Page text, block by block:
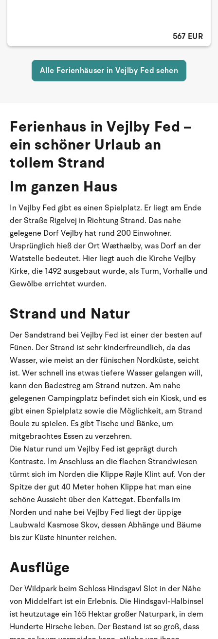
567 EUR
Alle Ferienhäuser in Vejlby Fed sehen
Ferienhaus in Vejlby Fed –
ein schöner Urlaub an
tollem Strand
Im ganzen Haus
In Vejlby Fed gibt es einen Spielplatz. Er liegt am Ende
der Straße Rigelvej in Richtung Strand. Das nahe
gelegene Dorf Vejlby hat rund 200 Einwohner.
Ursprünglich hieß der Ort Wæthælby, was Dorf an der
Watstelle bedeutet. Hier liegt auch die Kirche Vejlby
Kirke, die 1492 ausgebaut wurde, als Turm, Vorhalle und
Gewölbe errichtet wurden.
Strand und Natur
Der Sandstrand bei Vejlby Fed ist einer der besten auf
Fünen. Der Strand ist sehr kinderfreundlich, da das
Wasser, wie meist an der fünischen Nordküste, seicht
ist. Wer schnell ins etwas tiefere Wasser gelangen will,
kann den Badestreg am Strand nutzen. Am nahe
gelegenen Campingplatz befindet sich ein Kiosk, und es
gibt einen Spielplatz sowie die Möglichkeit, am Strand
Boule zu spielen. Es gibt Tische und Bänke, um
mitgebrachtes Essen zu verzehren.
Die Natur rund um Vejlby Fed ist geprägt durch
Kontraste. Im Anschluss an die flachen Strandwiesen
türmt sich im Norden die Klippe Røjle Klint auf. Von der
Spitze der gut 40 Meter hohen Klippe hat man eine
schöne Aussicht über den Kattegat. Ebenfalls im
Norden und nahe bei Vejlby Fed liegt der üppige
Laubwald Kasmose Skov, dessen Abhänge und Bäume
bis zur Küste hinunter reichen.
Ausflüge
Der Wildpark beim Schloss Hindsgavl Slot in der Nähe
von Middelfart ist ein Erlebnis. Die Hindsgavl-Halbinsel
ist heutzutage ein 165 Hektar großer Naturpark, in dem
Hunderte Hirsche leben. Der Bestand ist so groß, dass